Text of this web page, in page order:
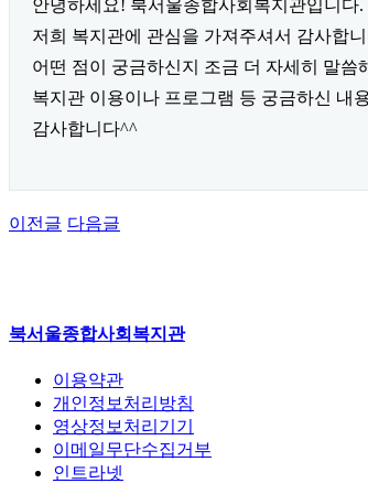
안녕하세요! 북서울종합사회복지관입니다.
저희 복지관에 관심을 가져주셔서 감사합
어떤 점이 궁금하신지 조금 더 자세히 말
복지관 이용이나 프로그램 등 궁금하신 내
감사합니다^^
이전글 다음글
북서울종합사회복지관
이용약관
개인정보처리방침
영상정보처리기기
이메일무단수집거부
인트라넷